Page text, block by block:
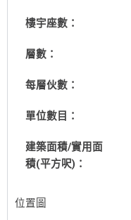
樓宇座數：
層數：
每層伙數：
單位數目：
建築面積/實用面
積(平方呎)：
位置圖